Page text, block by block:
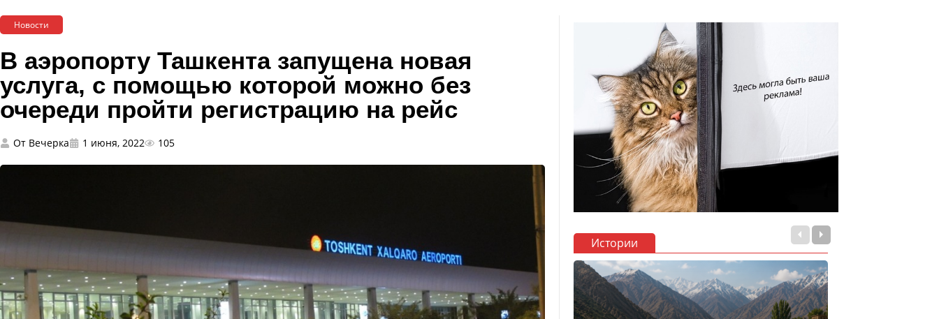
Новости
В аэропорту Ташкента запущена новая
услуга, с помощью которой можно без
очереди пройти регистрацию на рейс
От Вечерка 1 июня, 2022 105
Истории